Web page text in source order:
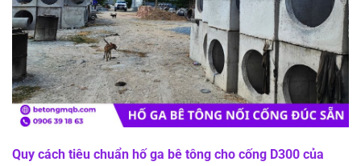
Quy cách tiêu chuẩn hố ga bê tông cho cống D300 của